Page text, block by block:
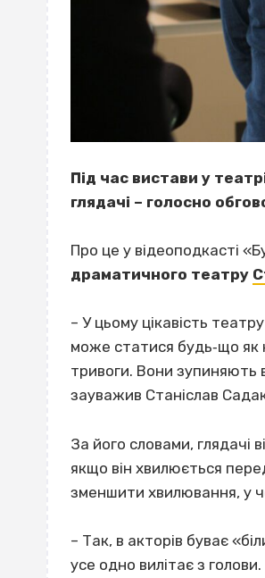
Під час вистави у
глядачі – голосно
Про це у відеоподкасті
драматичного театру
– У цьому цікавість
може статися будь‐що як
тривоги. Вони зупиняють
зауважив Станіслав
За його словами, глядачі
якщо він хвилюється
зменшити хвилювання, у
– Так, в акторів буває
усе одно вилітає з